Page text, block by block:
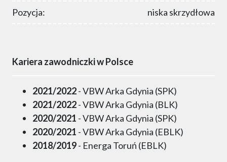
Pozycja: niska skrzydłowa
Kariera zawodniczki w Polsce
2021/2022- VBW Arka Gdynia (SPK)
2021/2022- VBW Arka Gdynia (BLK)
2020/2021 - VBW Arka Gdynia (SPK)
2020/2021 - VBW Arka Gdynia (EBLK)
2018/2019- Energa Toruń (EBLK)